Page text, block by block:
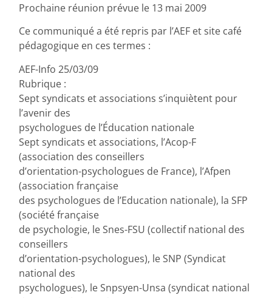
Prochaine réunion prévue le 13 mai 2009
Ce communiqué a été repris par l’AEF et site café
pédagogique en ces termes :
AEF-Info 25/03/09
Rubrique :
Sept syndicats et associations s’inquiètent pour
l’avenir des
psychologues de l’Éducation nationale
Sept syndicats et associations, l’Acop-F
(association des conseillers
d’orientation-psychologues de France), l’Afpen
(association française
des psychologues de l’Education nationale), la SFP
(société française
de psychologie, le Snes-FSU (collectif national des
conseillers
d’orientation-psychologues), le SNP (Syndicat
national des
psychologues), le Snpsyen-Unsa (syndicat national